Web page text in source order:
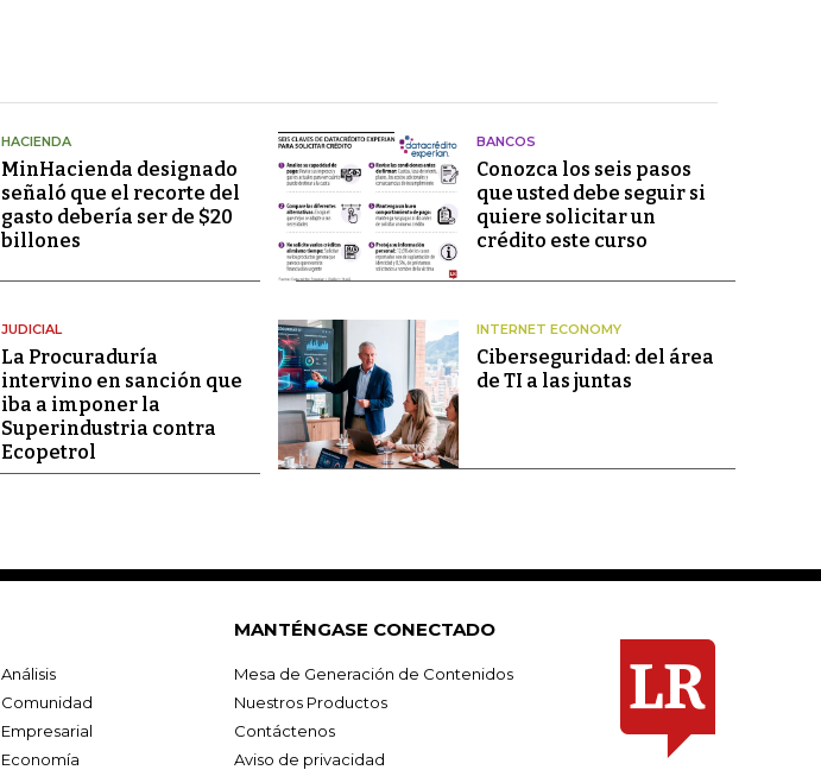
HACIENDA
MinHacienda designado
señaló que el recorte del
gasto debería ser de $20
billones
BANCOS
Conozca los seis pasos
que usted debe seguir si
quiere solicitar un
crédito este curso
JUDICIAL
La Procuraduría
intervino en sanción que
iba a imponer la
Superindustria contra
Ecopetrol
INTERNET ECONOMY
Ciberseguridad: del área
de TI a las juntas
Análisis
Comunidad
Empresarial
Economía
MANTÉNGASE CONECTADO
Mesa de Generación de Contenidos
Nuestros Productos
Contáctenos
Aviso de privacidad